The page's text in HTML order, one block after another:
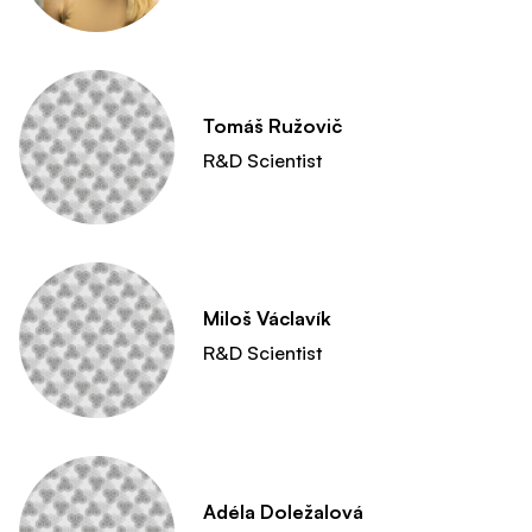
Tomáš Ružovič
R&D Scientist
Miloš Václavík
R&D Scientist
Adéla Doležalová